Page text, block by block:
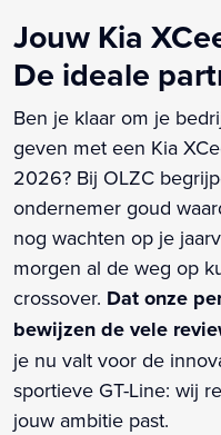
Jouw Kia
De ideale
Ben je klaar om je
geven met een Kia
2026? Bij OLZC
ondernemer goud
nog wachten op je
morgen al de weg op
crossover. Dat onze
bewijzen de vele
je nu valt voor de
sportieve GT-Line: wij
jouw ambitie past.